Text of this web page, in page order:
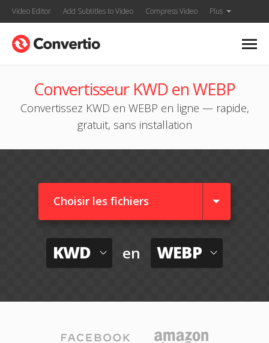
Video Editor Add Subtitles to Video Compress Video Plus
Convertisseur KWD en WEBP
Convertissez KWD en WEBP en ligne — rapide,
gratuit, sans installation
Choisir les fichiers
KWD en WEBP